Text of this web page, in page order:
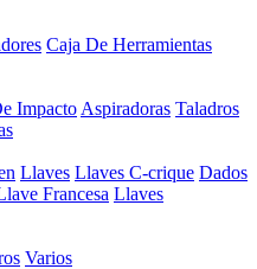
Caja De Herramientas
Impacto Aspiradoras Taladros
Llaves Llaves C-crique Dados
Francesa Llaves
Varios